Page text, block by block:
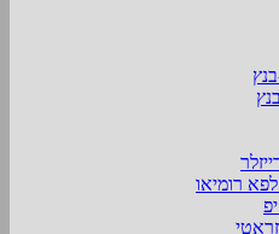
רומיאו